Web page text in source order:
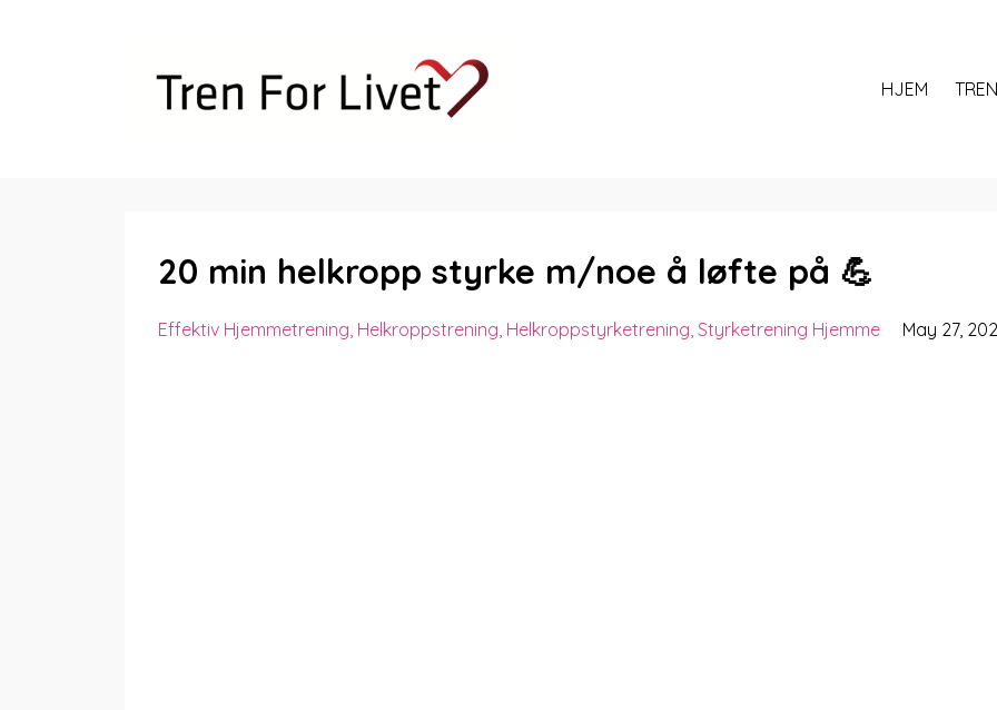
HJEM
20 min helkropp styrke m/noe å løfte på 💪
Effektiv Hjemmetrening Helkroppstrening Helkroppstyrketrening Styrketrening Hjemme May 27,